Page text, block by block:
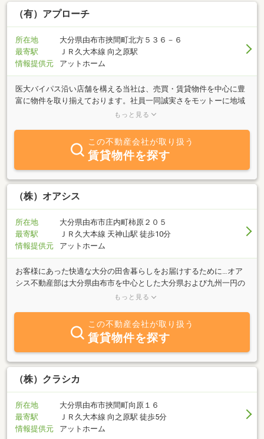
（有）アプローチ
所在地
大分県由布市挾間町北方５３６－６
最寄駅
ＪＲ久大本線 向之原駅
情報提供元
アットホーム
医大バイパス沿い店舗を構える当社は、売買・賃貸物件を中心に豊
富に物件を取り揃えております。社員一同誠実さをモットーに地域
に密着した営業を行っておりますので、買いたい・売りたい・借り
内で明るい女性スタッフが、真心を込めてご案内させて頂きます。
もちろん大分市内や近郊の物件もお任せ下さい。
もっと見る
この不動産会社が取り扱う
賃貸物件を探す
（株）オアシス
所在地
大分県由布市庄内町柿原２０５
最寄駅
ＪＲ久大本線 天神山駅 徒歩10分
情報提供元
アットホーム
お客様にあった快適な大分の田舎暮らしをお届けするために…オア
シス不動産部は大分県由布市を中心とした大分県および九州一円の
田舎暮らし不動産情報をお届けいたしております。私たちは厳選さ
としています。これは、購入後お客様に本当にご満足できるスロー
ライフを過ごしていただくためです。湯布院、庄内など由布市を中
心とした優良物件は、短期間で成約することも多く、ホームページ
でご紹介する前に成約にいたってしまう物件も多数ございます。ま
ずはご相談ください。本日は大分県由布市(株)オアシス不動産部に
アクセスいただきまして、誠にありがとうございました。
もっと見る
この不動産会社が取り扱う
賃貸物件を探す
（株）クラシカ
所在地
大分県由布市挾間町向原１６
最寄駅
ＪＲ久大本線 向之原駅 徒歩5分
情報提供元
アットホーム